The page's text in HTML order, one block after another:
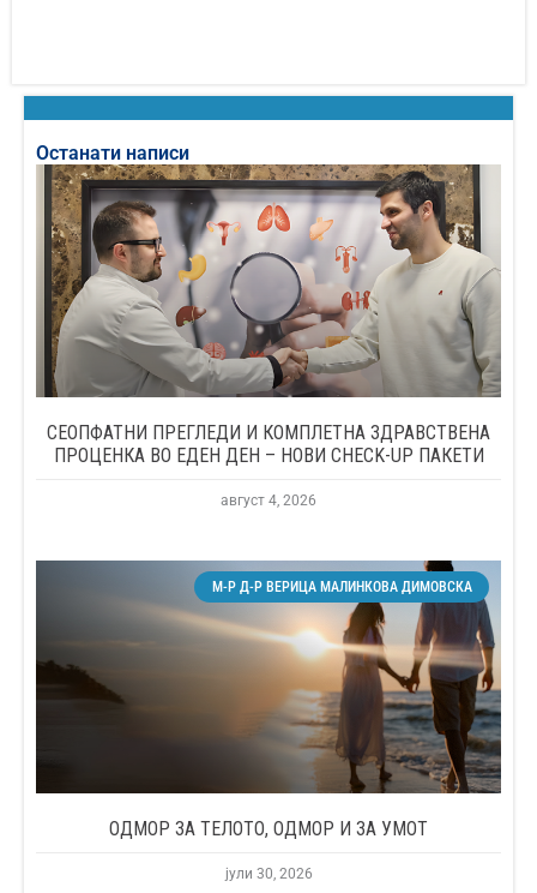
Останати написи
СЕОПФАТНИ ПРЕГЛЕДИ И КОМПЛЕТНА ЗДРАВСТВЕНА
ПРОЦЕНКА ВО ЕДЕН ДЕН – НОВИ CHECK-UP ПАКЕТИ
август 4, 2026
М-Р Д-Р ВЕРИЦА МАЛИНКОВА ДИМОВСКА
ОДМОР ЗА ТЕЛОТО, ОДМОР И ЗА УМОТ
јули 30, 2026